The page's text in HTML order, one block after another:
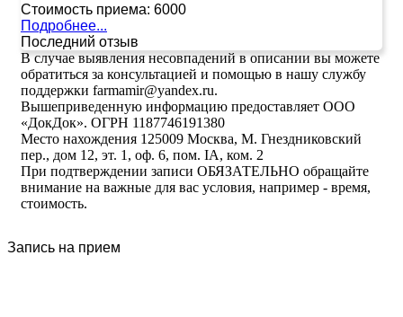
Стоимость приема: 6000
Подробнее...
Последний отзыв
В случае выявления несовпадений в описании вы можете
обратиться за консультацией и помощью в нашу службу
поддержки farmamir@yandex.ru.
Вышеприведенную информацию предоставляет ООО
«ДокДок». ОГРН 1187746191380
Место нахождения 125009 Москва, М. Гнездниковский
пер., дом 12, эт. 1, оф. 6, пом. IA, ком. 2
При подтверждении записи ОБЯЗАТЕЛЬНО обращайте
внимание на важные для вас условия, например - время,
стоимость.
Запись на прием